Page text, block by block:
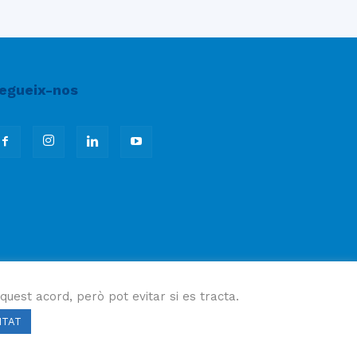
nos
acord, però pot evitar si es tracta.